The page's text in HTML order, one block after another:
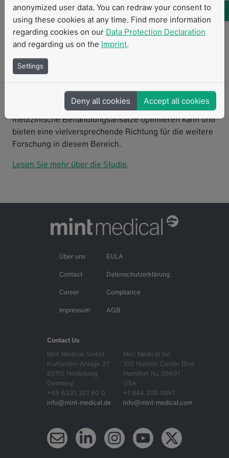
Musculus sternocleidomastoideus (SCM) und der
paravertebralen Muskulatur (PVM) nach RCT analysiert.
Anhand der Auswertung zentraler Radiomic Features
wie Volumen, mittlere Positivität der Pixel und
Gleichmäßigkeit konnte das Forschungsteam das
optimale Zeitfenster von 6 bis 12 Wochen für eine
Salvage-OP nach RCT bestätigen, wodurch das
Komplikationsrisiko durch Gewebefibrose minimiert
wird. Diese Ergebnisse verdeutlichen, wie Radiomics
medizinische Behandlungsansätze optimieren kann und
bieten eine vielversprechende Richtung für die weitere
Forschung in diesem Bereich.
Lesen Sie mehr über die Studie.
Über uns
Contact
Career
Impressum
EULA
Datenschutzerklärung
Compliance
AGB
Contact Us
Mint Medical GmbH
Kurfürsten-Anlage 21
69115 Heidelberg
Germany
+49 6221 321 80 0
info@mint-medical.de
Mint Medical Inc
100 Horizon Center Blvd
Hamilton NJ 08691
USA
+1 844 200 MINT
info@mint-medical.com
NewsletterLinkedIn Instagram YouTube X (Twitter)
anonymized user data. You can redraw your consent to
using these cookies at any time. Find more information
regarding cookies on our Data Protection Declaration
and regarding us on the Imprint.
Settings
Deny all cookies Accept all cookies